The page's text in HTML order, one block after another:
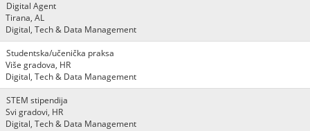
Digital Agent
Tirana, AL
Digital, Tech & Data Management
Studentska/učenička praksa
Više gradova, HR
Digital, Tech & Data Management
STEM stipendija
Svi gradovi, HR
Digital, Tech & Data Management